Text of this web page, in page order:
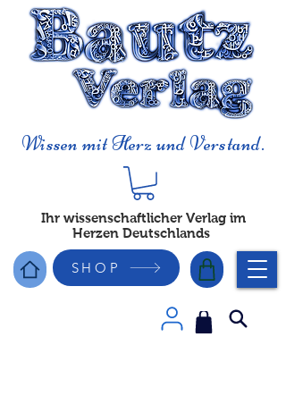
Wissen mit Herz und Verstand.
Ihr wissenschaftlicher Verlag im
Herzen Deutschlands
SHOP